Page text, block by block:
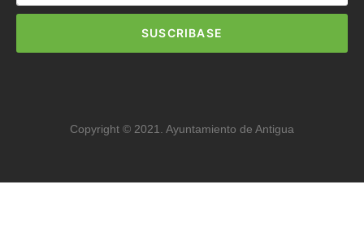
SUSCRIBASE
Copyright © 2021. Ayuntamiento de Antigua